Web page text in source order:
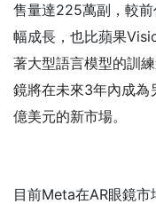
售量達225萬副，較
幅成長，也比蘋果
著大型語言模型的訓
鏡將在未來3年內成為
億美元的新市場。
目前Meta在AR眼鏡